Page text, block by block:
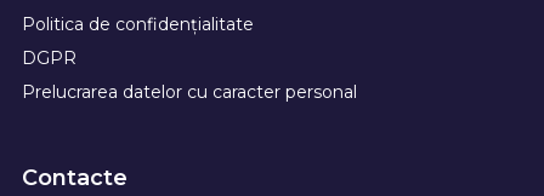
Politica de confidențialitate
DGPR
Prelucrarea datelor cu caracter personal
Contacte